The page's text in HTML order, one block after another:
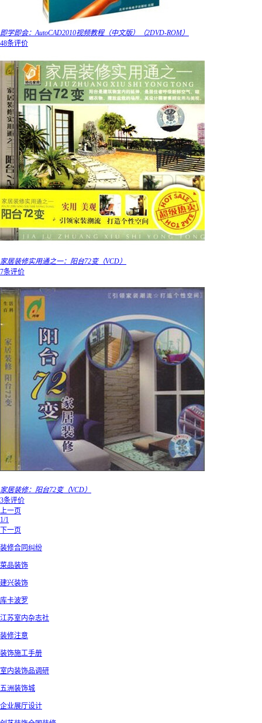
即学即会：AutoCAD2010视频教程（中文版）（2DVD-ROM）
48条评价
家居装修实用通之一：阳台72变（VCD）
7条评价
家居装修：阳台72变（VCD）
3条评价
上一页
1/1
下一页
装修合同纠纷
菜品装饰
建兴装饰
库卡波罗
江苏室内杂志社
装修注意
装饰施工手册
室内装饰品调研
五洲装饰城
企业展厅设计